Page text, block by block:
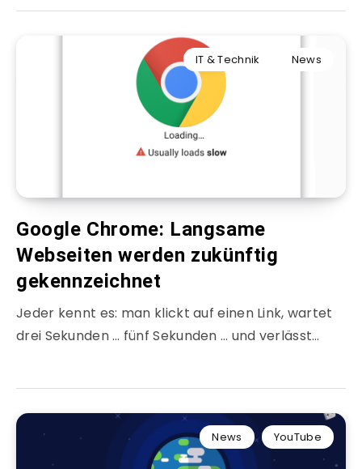
IT & Technik News
Google Chrome: Langsame
Webseiten werden zukünftig
gekennzeichnet
Jeder kennt es: man klickt auf einen Link, wartet
drei Sekunden … fünf Sekunden … und verlässt…
News YouTube